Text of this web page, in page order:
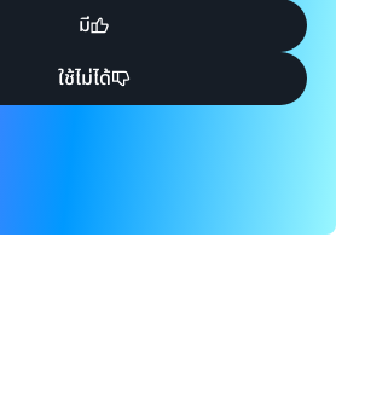
มี
ใช้ไม่ได้